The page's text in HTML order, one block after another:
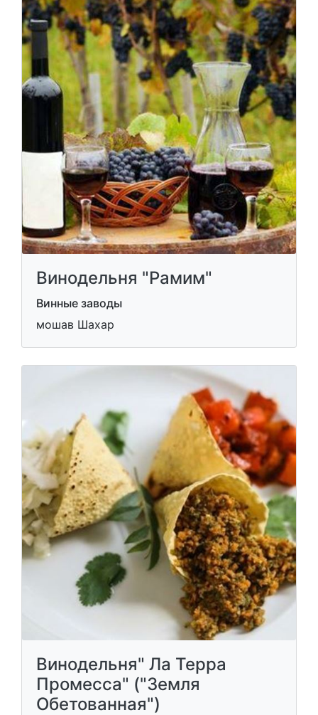
Винодельня "Рамим"
Винные заводы
мошав Шахар
Винодельня" Ла Терра
Промесса" ("Земля
Обетованная")